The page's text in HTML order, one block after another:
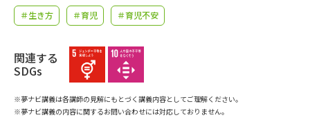
学問の教科書
ユーザーサポート
Ｑ＆Ａ よくあるご質問
資料の料金の
＃生き方 ＃育児 ＃育児不安
関連する
SDGs
※夢ナビ講義は各講師の見解にもとづく講義内容としてご理解ください。
※夢ナビ講義の内容に関するお問い合わせには対応しておりません。